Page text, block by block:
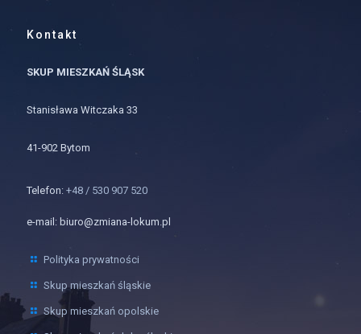
Kontakt
SKUP MIESZKAŃ ŚLĄSK
Stanisława Witczaka 33
41-902 Bytom
Telefon: +48 / 530 907 520
e-mail: biuro@zmiana-lokum.pl
Polityka prywatności
Skup mieszkań śląskie
Skup mieszkań opolskie